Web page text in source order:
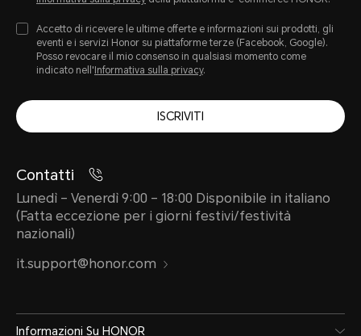
Accetto di ricevere le ultime offerte e informazioni sui prodotti, gli
eventi e i servizi Honor su piattaforme terze (Facebook, Google).
Posso revocare il mio consenso in qualsiasi momento come
indicato nell' Informativa sulla privacy.
ISCRIVITI
Contatti
Lunedì – Venerdì 9:00 – 18:00 Disponibile in italiano
(Fatta eccezione per i giorni festivi/festività
nazionali)
it.support@honor.com
Informazioni Su HONOR